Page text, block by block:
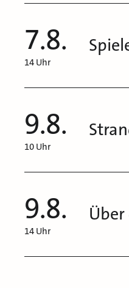
7.8.
14 Uhr
9.8.
10 Uhr
9.8.
14 Uhr